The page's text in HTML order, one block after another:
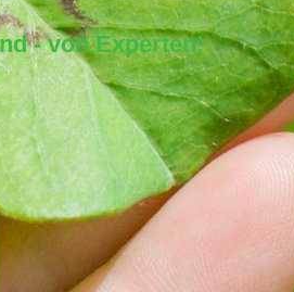
- von Experten!